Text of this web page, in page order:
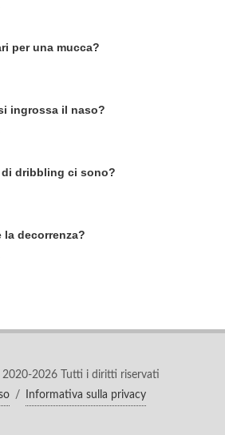
per una mucca?
ingrossa il naso?
dribbling ci sono?
la decorrenza?
2026 Tutti i diritti riservati
/ Informativa sulla privacy